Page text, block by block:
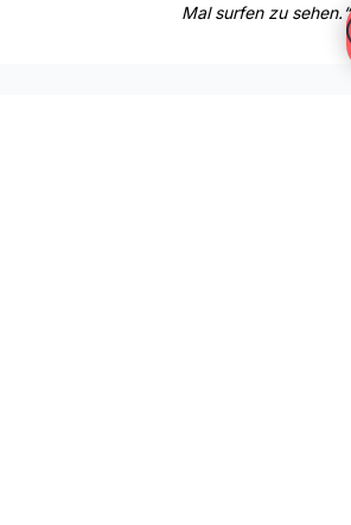
Mal surfen zu sehen.“